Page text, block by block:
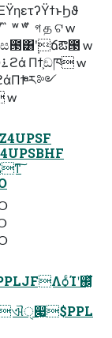
ʷ ̋ গ த ଟ w